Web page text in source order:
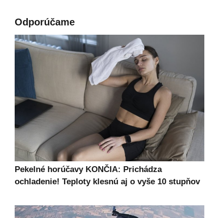
Odporúčame
Pekelné horúčavy KONČIA: Prichádza
ochladenie! Teploty klesnú aj o vyše 10 stupňov